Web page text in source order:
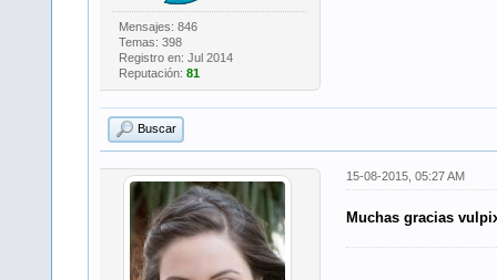
Mensajes: 846
Temas: 398
Registro en: Jul 2014
Reputación:81
Buscar
15-08-2015, 05:27 AM
Muchas gracias